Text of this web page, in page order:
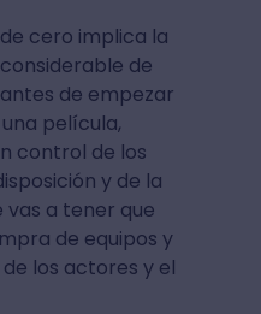
cero implica la
de
de empezar
película,
control de los
y de la
vas a tener que
de equipos y
los actores y el